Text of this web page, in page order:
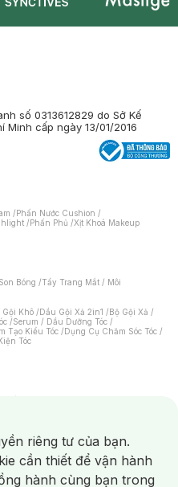
số 0313612829 do Sở Kế
cấp ngày 13/01/2016
/Phấn Nước Cushion /
/Phấn Phủ /Xịt Khoá Makeup
Son Bóng /Tẩy Trang Mắt / Môi
Gội Khô /Dầu Gội Xả 2in1 /Bộ Gội Xả /
/Serum / Dầu Dưỡng Tóc /
Tạo Kiểu Tóc /Dụng Cụ Chăm Sóc Tóc /
Tóc
Nạ Xông Hơi /Nước Rửa Tay/
/Bàn Chải Điện/
Nước/ Nước Súc Miệng/
Dịch Vệ Sinh/Dưỡng Vùng Kín/
/Tampon/Bọt Cạo Râu /Dao Cạo Râu/
riêng tư của bạn.
cần thiết để vận hành
hành cùng bạn trong